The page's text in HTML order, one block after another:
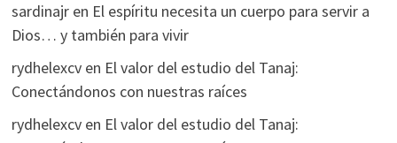
sardinajren El espíritu necesita un cuerpo para servir a
Dios… y también para vivir
rydhelexcven El valor del estudio del Tanaj:
Conectándonos con nuestras raíces
rydhelexcven El valor del estudio del Tanaj: